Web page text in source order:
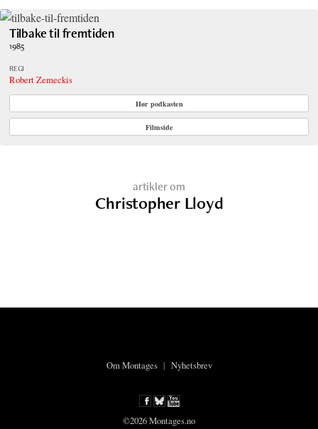
Tilbake til fremtiden
1985
REGI
Robert Zemeckis
Hør podkasten
Filmside
artikler om
Christopher Lloyd
Om Montages| Nyhetsbrev
©2026 Montages.no